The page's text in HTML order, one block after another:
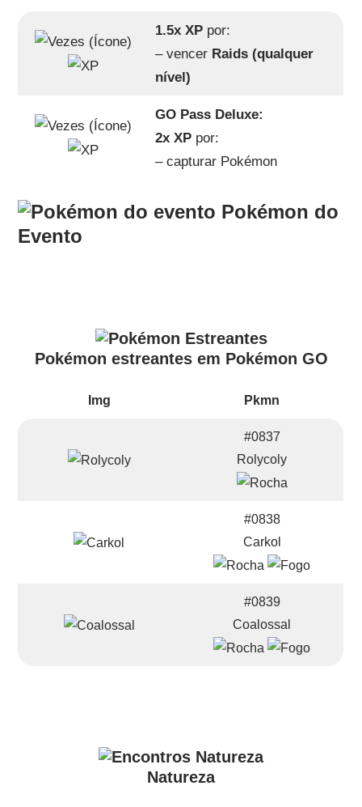
1.5x XP por:
– vencer Raids (qualquer
nível)
GO Pass Deluxe:
2x XP por:
– capturar Pokémon
Pokémon do
Evento
Pokémon estreantes em Pokémon GO
Img Pkmn
#0837
Rolycoly
#0838
Carkol
#0839
Coalossal
Natureza